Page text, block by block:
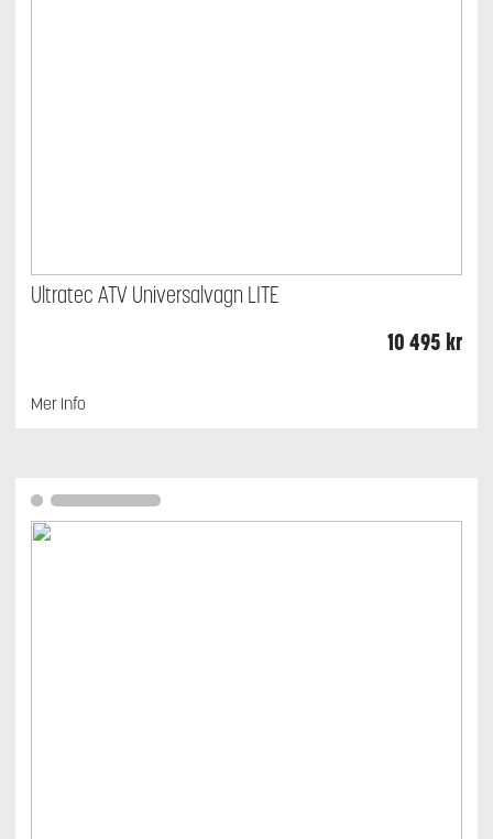
Ultratec ATV Universalvagn LITE
10 495 kr
Mer Info